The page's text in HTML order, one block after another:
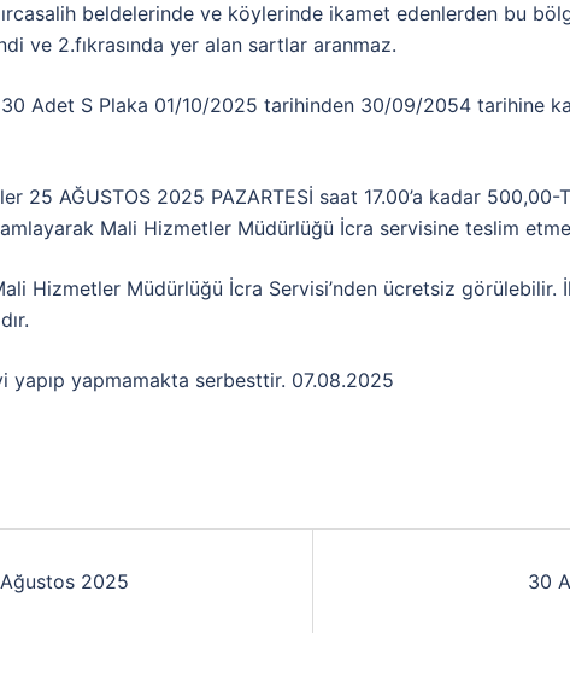
beldelerinde ve köylerinde ikamet edenlerden bu
ve 2.fıkrasında yer alan sartlar aranmaz.
Adet S Plaka 01/10/2025 tarihinden 30/09/2054 tarihine
25 AĞUSTOS 2025 PAZARTESİ saat 17.00’a kadar
Mali Hizmetler Müdürlüğü İcra servisine teslim
Hizmetler Müdürlüğü İcra Servisi’nden ücretsiz görülebilir.
yapıp yapmamakta serbesttir. 07.08.2025
Ağustos 2025 30